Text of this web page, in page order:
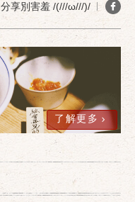
分享別害羞 /(///ω///)/
了解更多